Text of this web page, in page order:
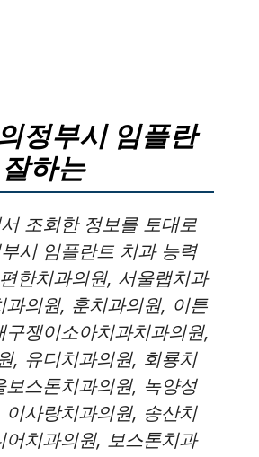
정부시 임플란
하는
조회한 정보를 토대로
시 임플란트 치과 능력
한치과의원, 서울랩치과
과의원, 훈치과의원, 이튼
쟁이소아치과치과의원,
, 유디치과의원, 회룡치
보스톤치과의원, 녹양성
이사랑치과의원, 송산치
어치과의원, 보스톤치과